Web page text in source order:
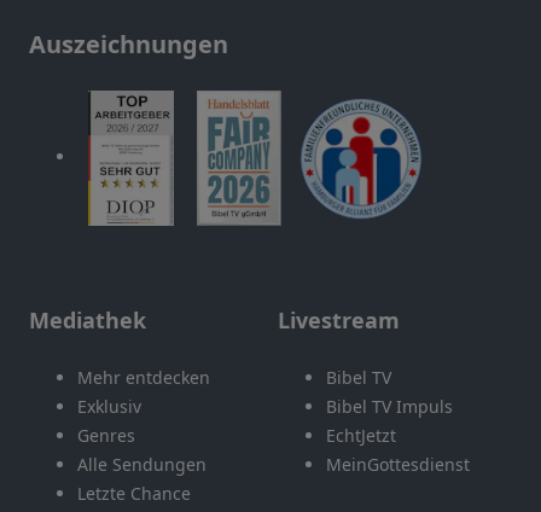
Auszeichnungen
Mediathek
Mehr entdecken
Exklusiv
Genres
Alle Sendungen
Letzte Chance
Livestream
Bibel TV
Bibel TV Impuls
EchtJetzt
MeinGottesdienst